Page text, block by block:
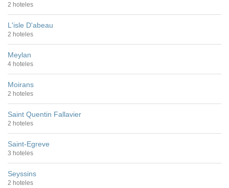
2 hoteles
L'isle D'abeau
2 hoteles
Meylan
4 hoteles
Moirans
2 hoteles
Saint Quentin Fallavier
2 hoteles
Saint-Egreve
3 hoteles
Seyssins
2 hoteles